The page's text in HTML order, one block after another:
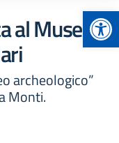
al Museo
archeologico”
Monti.